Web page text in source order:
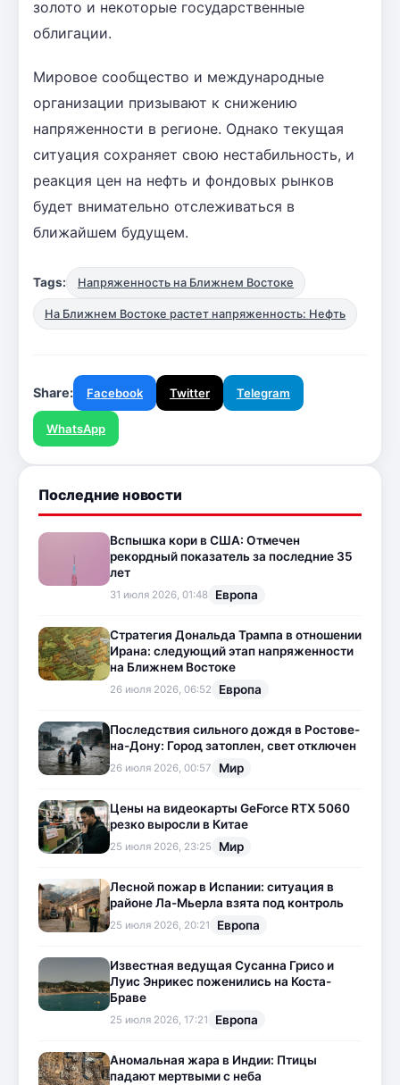
золото и некоторые государственные
облигации.
Мировое сообщество и международные
организации призывают к снижению
напряженности в регионе. Однако текущая
ситуация сохраняет свою нестабильность, и
реакция цен на нефть и фондовых рынков
будет внимательно отслеживаться в
ближайшем будущем.
Tags: Напряженность на Ближнем Востоке
На Ближнем Востоке растет напряженность: Нефть
Share: Facebook Twitter Telegram
WhatsApp
Последние новости
Вспышка кори в США: Отмечен
рекордный показатель за последние 35
лет
31 июля 2026, 01:48 Европа
Стратегия Дональда Трампа в отношении
Ирана: следующий этап напряженности
на Ближнем Востоке
26 июля 2026, 06:52 Европа
Последствия сильного дождя в Ростове-
на-Дону: Город затоплен, свет отключен
26 июля 2026, 00:57 Мир
Цены на видеокарты GeForce RTX 5060
резко выросли в Китае
25 июля 2026, 23:25 Мир
Лесной пожар в Испании: ситуация в
районе Ла-Мьерла взята под контроль
25 июля 2026, 20:21 Европа
Известная ведущая Сусанна Грисо и
Луис Энрикес поженились на Коста-
Браве
25 июля 2026, 17:21 Европа
Аномальная жара в Индии: Птицы
падают мертвыми с неба